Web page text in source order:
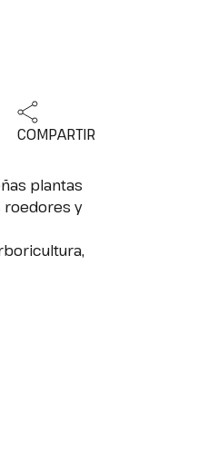
COMPARTIR
plantas
roedores y